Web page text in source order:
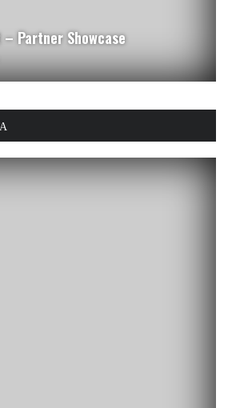
Partner Showcase